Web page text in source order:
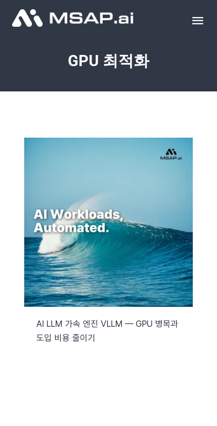
조달물품
블로그
자료실
기술지원
Search
GPU 최적화
AI LLM 가속 엔진 VLLM — GPU 병목과
도입 비용 줄이기